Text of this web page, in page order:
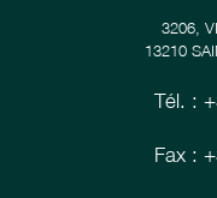
3206,
13210
Tél. :
Fax :